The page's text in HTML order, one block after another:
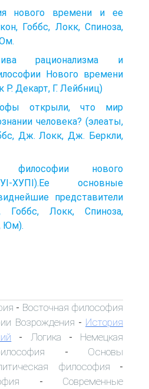
нового времени и ее
Гоббс, Локк, Спиноза,
рационализма и
Нового времени
Декарт, Г. Лейбниц)
открыли, что мир
человека? (элеаты,
Дж. Локк, Дж. Беркли,
философии нового
ХУПІ).Ее основные
представители
Гоббс, Локк, Спиноза,
Юм).
- Восточная философия
Возрождения - История
- Логика - Немецкая
- Основы
философия -
- Современные